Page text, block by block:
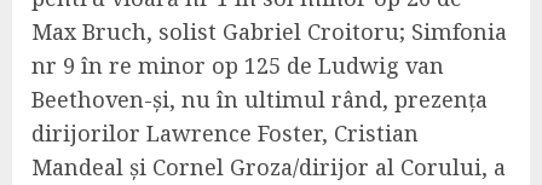
Max Bruch, solist Gabriel Croitoru; Simfonia
nr 9 în re minor op 125 de Ludwig van
Beethoven-și, nu în ultimul rând, prezența
dirijorilor Lawrence Foster, Cristian
Mandeal și Cornel Groza/dirijor al Corului, a